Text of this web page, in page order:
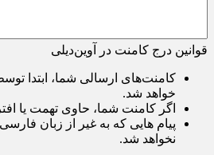
قوانین درج کامنت در آوین‌دیلی
کامنت‌های ارسالی شما، ابتدا
خواهد شد.
اگر کامنت شما، حاوی تهمت یا
پیام هایی که به غیر از زبان
نخواهد شد.